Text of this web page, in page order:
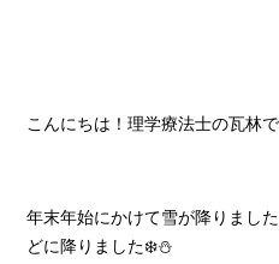
こんにちは！理学療法士の瓦林で
年末年始にかけて雪が降りまし
どに降りました❄️⛄️